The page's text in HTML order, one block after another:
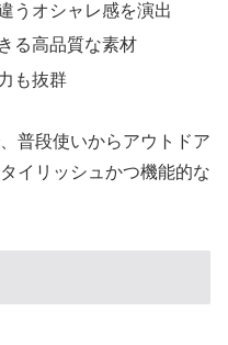
うオシャレ感を演出
る高品質な素材
も抜群
普段使いからアウトドア
イリッシュかつ機能的な